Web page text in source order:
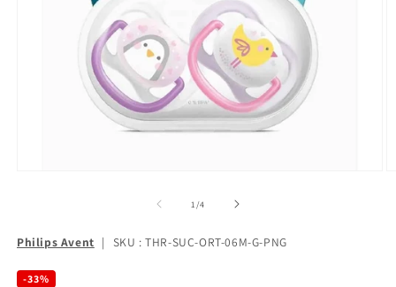
1 /de
4
Philips Avent | SKU : THR-SUC-ORT-06M-G-PNG
-33%